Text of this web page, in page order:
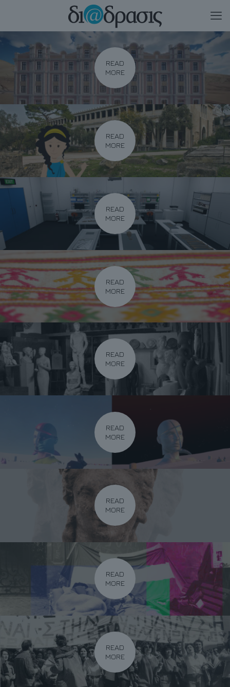
READ
MORE
READ
MORE
READ
MORE
READ
MORE
READ
MORE
READ
MORE
READ
MORE
READ
MORE
READ
MORE